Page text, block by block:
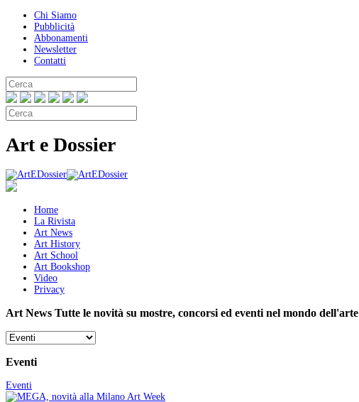
Chi Siamo
Pubblicità
Abbonamenti
Newsletter
Contatti
Art e Dossier
Home
La Rivista
Art News
Art History
Art School
Art Bookshop
Video
Privacy
Art News Tutte le novità su mostre, concorsi ed eventi nel mondo dell'arte
Eventi
Eventi